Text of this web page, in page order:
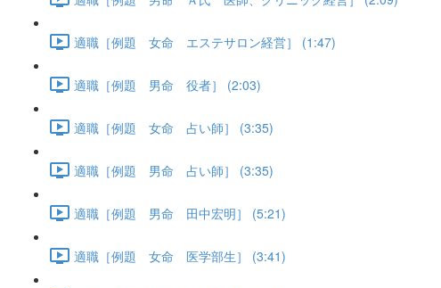
適職［例題 女命 エステサロン経営］ (1:47)
適職［例題 男命 役者］ (2:03)
適職［例題 女命 占い師］ (3:35)
適職［例題 男命 占い師］ (3:35)
適職［例題 男命 田中宏明］ (5:21)
適職［例題 女命 医学部生］ (3:41)